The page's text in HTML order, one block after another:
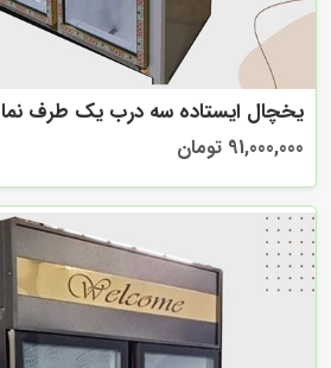
یخچال ایستاده سه درب یک طرف نما
91,000,000 تومان